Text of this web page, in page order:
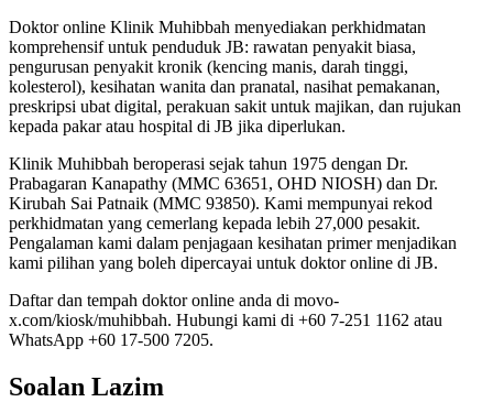
Doktor online Klinik Muhibbah menyediakan perkhidmatan
komprehensif untuk penduduk JB: rawatan penyakit biasa,
pengurusan penyakit kronik (kencing manis, darah tinggi,
kolesterol), kesihatan wanita dan pranatal, nasihat pemakanan,
preskripsi ubat digital, perakuan sakit untuk majikan, dan rujukan
kepada pakar atau hospital di JB jika diperlukan.
Klinik Muhibbah beroperasi sejak tahun 1975 dengan Dr.
Prabagaran Kanapathy (MMC 63651, OHD NIOSH) dan Dr.
Kirubah Sai Patnaik (MMC 93850). Kami mempunyai rekod
perkhidmatan yang cemerlang kepada lebih 27,000 pesakit.
Pengalaman kami dalam penjagaan kesihatan primer menjadikan
kami pilihan yang boleh dipercayai untuk doktor online di JB.
Daftar dan tempah doktor online anda di movo-
x.com/kiosk/muhibbah. Hubungi kami di +60 7-251 1162 atau
WhatsApp +60 17-500 7205.
Soalan Lazim